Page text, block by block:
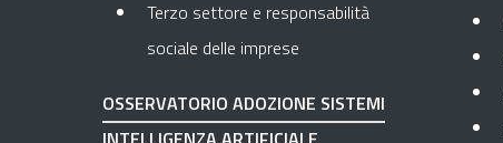
Terzo settore e responsabilità
sociale delle imprese
OSSERVATORIO ADOZIONE SISTEMI